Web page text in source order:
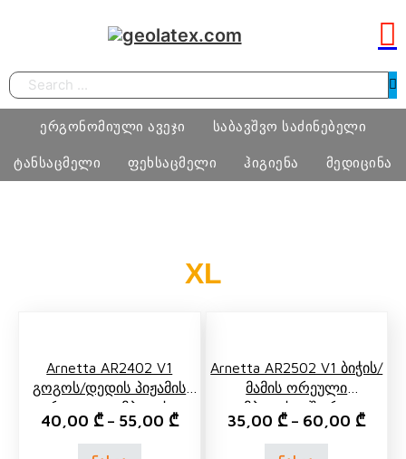
Search
ერგონომიული ავეჯი
ერგონომიული სავარძლები
საბავშვო საძინებელი
ტანსაცმელი
ნატურალური შალის პროდუქცია
ფეხსაცმელი ჰიგიენა მედიცინა
XL
Arnetta AR2402 V1
Გოგოს/დედის Პიჟამის
Ორეული Კომპლექტი
Შარვლით
40,00 ₾– 55,00 ₾
Arnetta AR2502 V1 Ბიჭის/
Მამის Ორეული
Კომპლექტი Შორტით
35,00 ₾– 60,00 ₾